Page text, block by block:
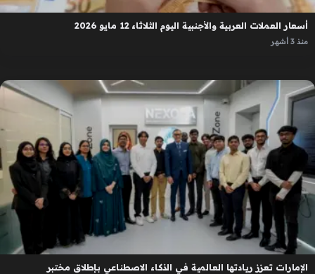
أسعار العملات العربية والأجنبية اليوم الثلاثاء 12 مايو 2026
منذ 3 أشهر
الإمارات تعزز ريادتها العالمية في الذكاء الاصطناعي بإطلاق مختبر